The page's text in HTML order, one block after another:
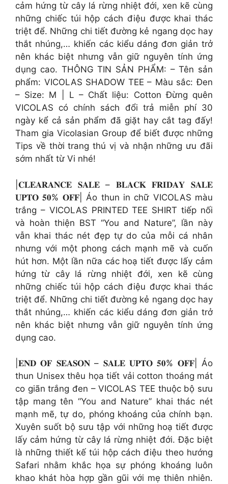
cảm hứng từ cây lá rừng nhiệt đới, xen kẽ cùng
những chiếc túi hộp cách điệu được khai thác
triệt để. Những chi tiết đường kẻ ngang dọc hay
thắt nhúng,… khiến các kiểu dáng đơn giản trở
nên khác biệt nhưng vẫn giữ nguyên tính ứng
dụng cao. THÔNG TIN SẢN PHẨM: – Tên sản
phẩm: VICOLAS SHADOW TEE – Màu sắc: Đen
– Size: M | L – Chất liệu: Cotton Đừng quên
VICOLAS có chính sách đổi trả miễn phí 30
ngày kể cả sản phẩm đã giặt hay cắt tag đấy!
Tham gia Vicolasian Group để biết được những
Tips về thời trang thú vị và nhận những ưu đãi
sớm nhất từ Vi nhé!
|𝐂𝐋𝐄𝐀𝐑𝐀𝐍𝐂𝐄 𝐒𝐀𝐋𝐄 – 𝐁𝐋𝐀𝐂𝐊 𝐅𝐑𝐈𝐃𝐀𝐘 𝐒𝐀𝐋𝐄
𝐔𝐏𝐓𝐎 𝟓𝟎% 𝐎𝐅𝐅| Áo thun in chữ VICOLAS màu
trắng – VICOLAS PRINTED TEE SHIRT tiếp nối
và hoàn thiện BST “You and Nature”, lần này
vẫn khai thác nét đẹp tự do của mỗi cá nhân
nhưng với một phong cách mạnh mẽ và cuốn
hút hơn. Một lần nữa các hoạ tiết được lấy cảm
hứng từ cây lá rừng nhiệt đới, xen kẽ cùng
những chiếc túi hộp cách điệu được khai thác
triệt để. Những chi tiết đường kẻ ngang dọc hay
thắt nhúng,… khiến các kiểu dáng đơn giản trở
nên khác biệt nhưng vẫn giữ nguyên tính ứng
dụng cao.
|𝐄𝐍𝐃 𝐎𝐅 𝐒𝐄𝐀𝐒𝐎𝐍 – 𝐒𝐀𝐋𝐄 𝐔𝐏𝐓𝐎 𝟓𝟎% 𝐎𝐅𝐅| Áo
thun Unisex thêu họa tiết vải cotton thoáng mát
co giãn trắng đen – VICOLAS TEE thuộc bộ sưu
tập mang tên “You and Nature” khai thác nét
mạnh mẽ, tự do, phóng khoáng của chính bạn.
Xuyên suốt bộ sưu tập với những hoạ tiết được
lấy cảm hứng từ cây lá rừng nhiệt đới. Đặc biệt
là những thiết kế túi hộp cách điệu theo hướng
Safari nhằm khắc họa sự phóng khoáng luôn
khao khát hòa hợp gần gũi với mẹ thiên nhiên.